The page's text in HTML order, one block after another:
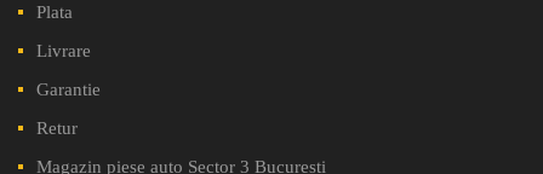
Plata
Livrare
Garantie
Retur
Magazin piese auto Sector 3 București